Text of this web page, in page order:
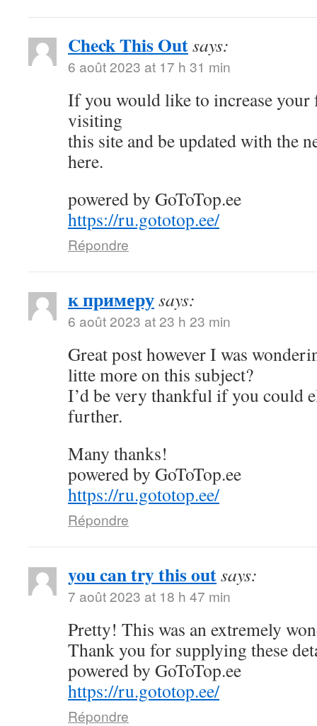
Check This Outsays:
6 août 2023 at 17 h 31 min
If you would like to increase
visiting
this site and be updated with the
here.
powered by GoToTop.ee
https://ru.gototop.ee/
Répondre
к примеруsays:
6 août 2023 at 23 h 23 min
Great post however I was
litte more on this subject?
I’d be very thankful if you could
further.
Many thanks!
powered by GoToTop.ee
https://ru.gototop.ee/
Répondre
you can try this outsays:
7 août 2023 at 18 h 47 min
Pretty! This was an extremely
Thank you for supplying these
powered by GoToTop.ee
https://ru.gototop.ee/
Répondre